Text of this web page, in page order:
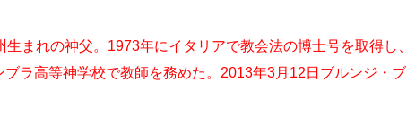
まれの神父。1973年にイタリアで教会法の博士号を取得し、
ラ高等神学校で教師を務めた。2013年3月12日ブルンジ・ブ